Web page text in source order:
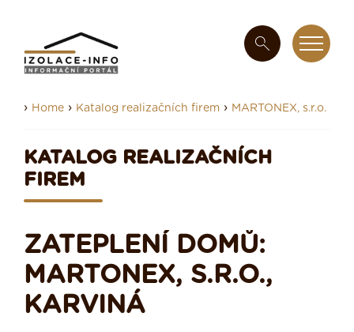
› Home › Katalog realizačních firem › MARTONEX, s.r.o.
KATALOG REALIZAČNÍCH
FIREM
ZATEPLENÍ DOMŮ:
MARTONEX, S.R.O.,
KARVINÁ